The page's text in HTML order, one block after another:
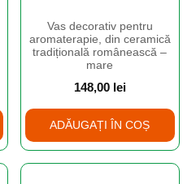
Vas decorativ pentru
aromaterapie, din ceramică
tradițională românească –
mare
148,00 lei
ADĂUGAȚI ÎN COȘ